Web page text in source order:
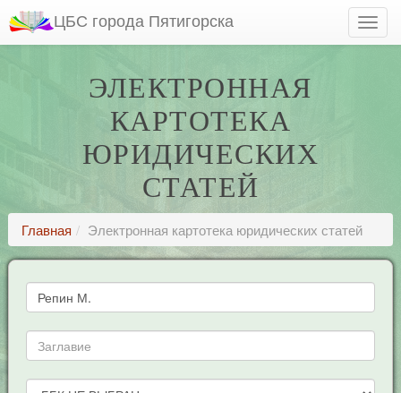
ЦБС города Пятигорска
ЭЛЕКТРОННАЯ
КАРТОТЕКА
ЮРИДИЧЕСКИХ
СТАТЕЙ
Главная Электронная картотека юридических статей